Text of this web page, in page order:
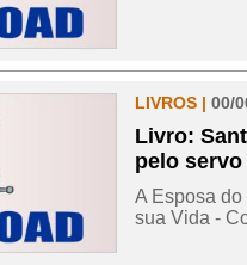
LIVROS | 00/
Livro:
pelo servo
A Esposa
sua Vida -